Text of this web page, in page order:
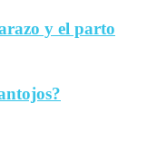
y el parto